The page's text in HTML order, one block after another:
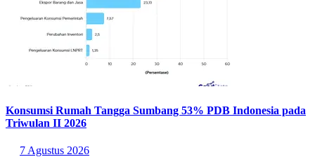
Konsumsi Rumah Tangga Sumbang 53% PDB Indonesia pada
Triwulan II 2026
7 Agustus 2026